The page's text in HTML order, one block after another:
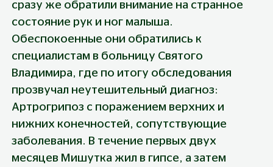
сразу же обратили внимание на странное
состояние рук и ног малыша.
Обеспокоенные они обратились к
специалистам в больницу Святого
Владимира, где по итогу обследования
прозвучал неутешительный диагноз:
Артрогрипоз с поражением верхних и
нижних конечностей, сопутствующие
заболевания. В течение первых двух
месяцев Мишутка жил в гипсе, а затем